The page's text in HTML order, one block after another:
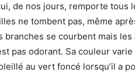
de nos jours, remporte tous
ne tombent pas, même
branches se courbent mais
pas odorant. Sa couleur
au vert foncé lorsqu’il a